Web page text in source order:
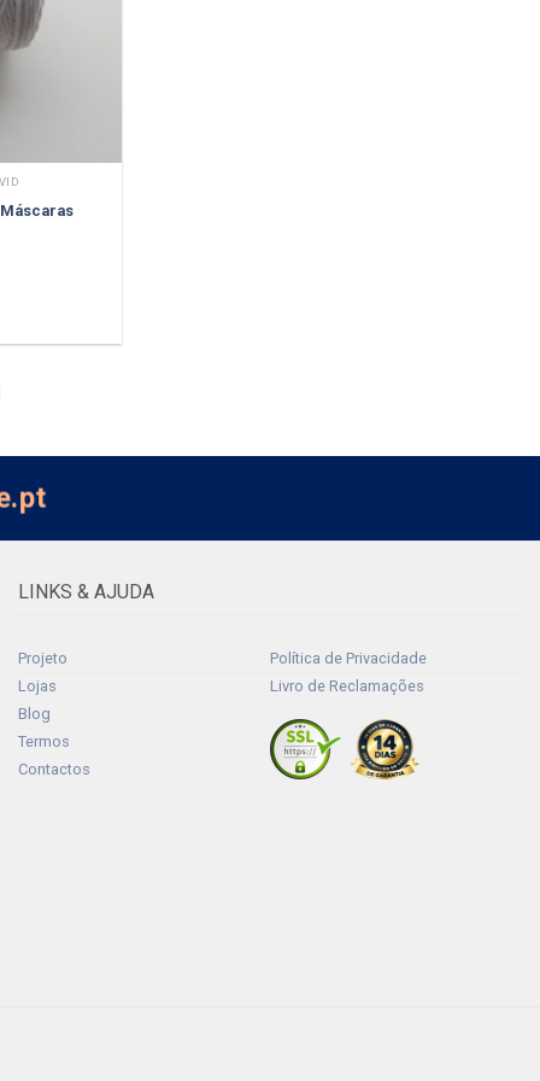
LINKS & AJUDA
Projeto
Lojas
Blog
Termos
Contactos
Política de Privacidade
Livro de Reclamações